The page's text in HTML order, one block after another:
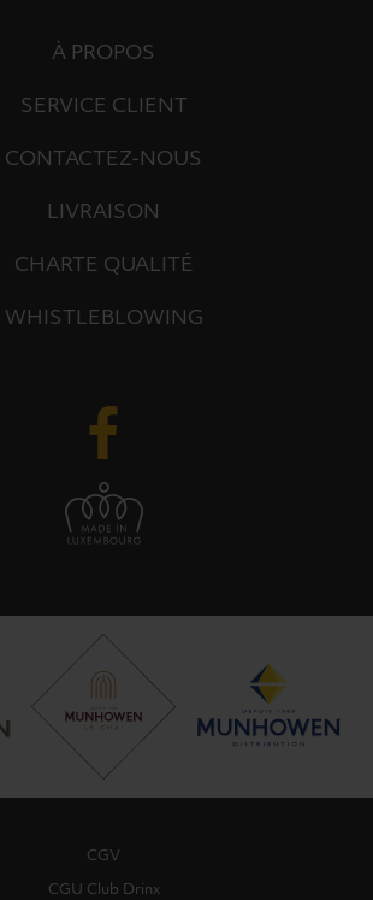
À PROPOS
SERVICE CLIENT
CONTACTEZ-NOUS
LIVRAISON
CHARTE QUALITÉ
WHISTLEBLOWING
CGV
CGU Club Drinx